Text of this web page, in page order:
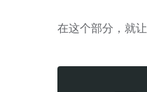
在这个部分，就